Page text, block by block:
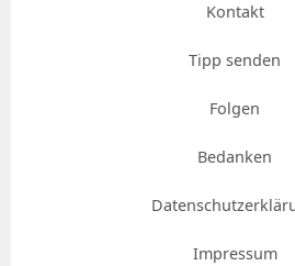
Kontakt
Tipp senden
Folgen
Bedanken
Impressum